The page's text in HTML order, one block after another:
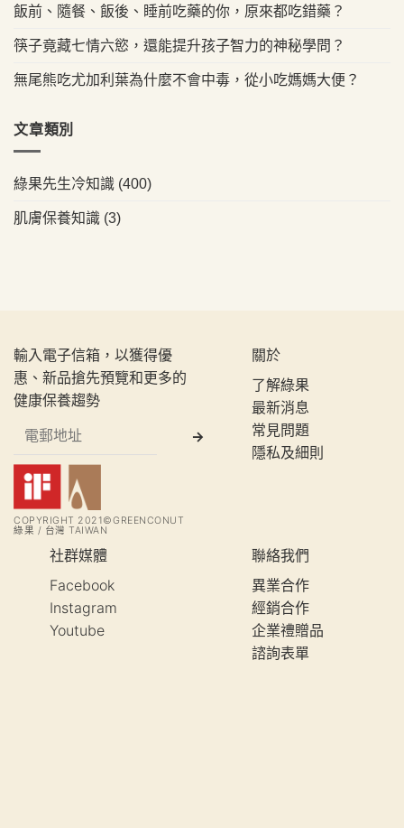
飯前、隨餐、飯後、睡前吃藥的你，原來都吃錯藥？
筷子竟藏七情六慾，還能提升孩子智力的神秘學問？
無尾熊吃尤加利葉為什麼不會中毒，從小吃媽媽大便？
文章類別
綠果先生冷知識 (400)
肌膚保養知識 (3)
輸入電子信箱，以獲得優
惠、新品搶先預覽和更多的
健康保養趨勢
COPYRIGHT 2021©GREENCONUT
綠果 / 台灣 TAIWAN
關於
了解綠果
最新消息
常見問題
隱私及細則
社群媒體
Facebook
Instagram
Youtube
聯絡我們
異業合作
經銷合作
企業禮贈品
諮詢表單